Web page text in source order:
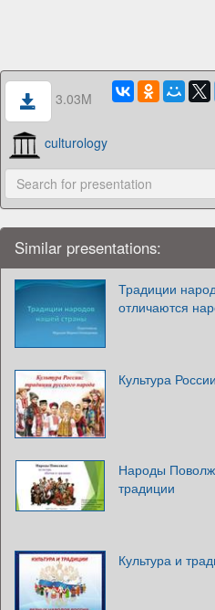
3.03M
culturology
Similar presentations:
Традиции
отличаются
Культура
Народы
традиции
Культура и